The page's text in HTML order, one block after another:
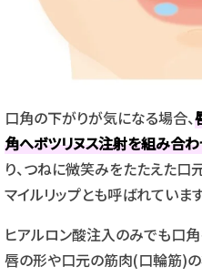
口角の下がりが気になる場合、
角へボツリヌス注射を組み合
り、つねに微笑みをたたえた口
マイルリップとも呼ばれています
ヒアルロン酸注入のみでも口
唇の形や口元の筋肉(口輪筋)の